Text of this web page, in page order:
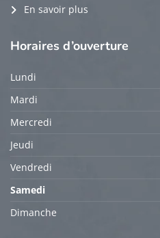
En savoir plus
Horaires d’ouverture
Lundi
Mardi
Mercredi
Jeudi
Vendredi
Samedi
Dimanche